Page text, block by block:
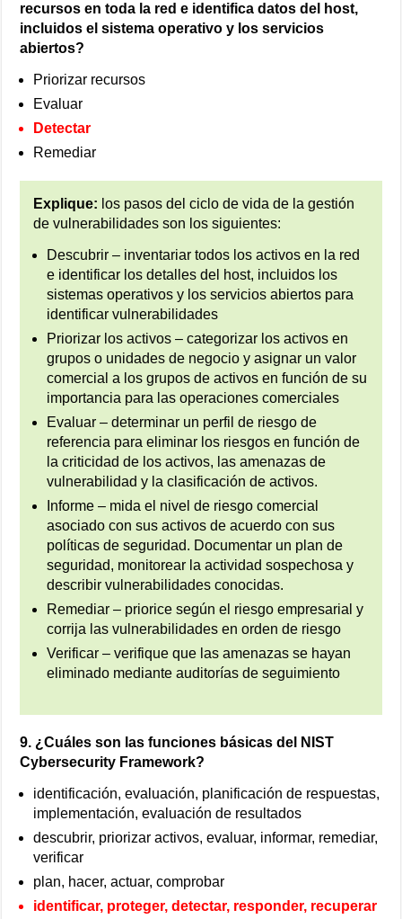
recursos en toda la red e identifica datos del host,
incluidos el sistema operativo y los servicios
abiertos?
Priorizar recursos
Evaluar
Detectar
Remediar
Explique: los pasos del ciclo de vida de la gestión
de vulnerabilidades son los siguientes:
Descubrir – inventariar todos los activos en la red
e identificar los detalles del host, incluidos los
sistemas operativos y los servicios abiertos para
identificar vulnerabilidades
Priorizar los activos – categorizar los activos en
grupos o unidades de negocio y asignar un valor
comercial a los grupos de activos en función de su
importancia para las operaciones comerciales
Evaluar – determinar un perfil de riesgo de
referencia para eliminar los riesgos en función de
la criticidad de los activos, las amenazas de
vulnerabilidad y la clasificación de activos.
Informe – mida el nivel de riesgo comercial
asociado con sus activos de acuerdo con sus
políticas de seguridad. Documentar un plan de
seguridad, monitorear la actividad sospechosa y
describir vulnerabilidades conocidas.
Remediar – priorice según el riesgo empresarial y
corrija las vulnerabilidades en orden de riesgo
Verificar – verifique que las amenazas se hayan
eliminado mediante auditorías de seguimiento
9. ¿Cuáles son las funciones básicas del NIST
Cybersecurity Framework?
identificación, evaluación, planificación de respuestas,
implementación, evaluación de resultados
descubrir, priorizar activos, evaluar, informar, remediar,
verificar
plan, hacer, actuar, comprobar
identificar, proteger, detectar, responder, recuperar